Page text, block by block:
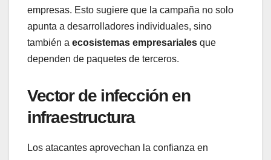
empresas. Esto sugiere que la campaña no solo
apunta a desarrolladores individuales, sino
también a ecosistemas empresariales que
dependen de paquetes de terceros.
Vector de infección en
infraestructura
Los atacantes aprovechan la confianza en